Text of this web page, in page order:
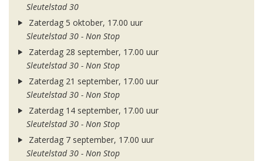
Sleutelstad 30
Zaterdag 5 oktober, 17.00 uur
Sleutelstad 30 - Non Stop
Zaterdag 28 september, 17.00 uur
Sleutelstad 30 - Non Stop
Zaterdag 21 september, 17.00 uur
Sleutelstad 30 - Non Stop
Zaterdag 14 september, 17.00 uur
Sleutelstad 30 - Non Stop
Zaterdag 7 september, 17.00 uur
Sleutelstad 30 - Non Stop